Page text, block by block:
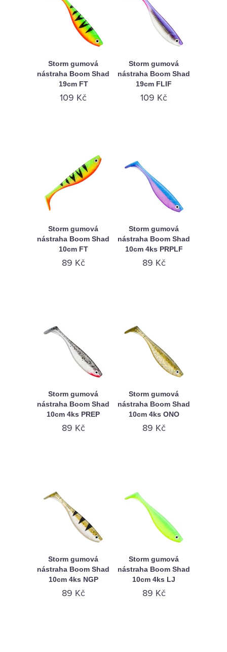
Storm gumová
nástraha Boom Shad
19cm FT
109 Kč
Storm gumová
nástraha Boom Shad
19cm FLIF
109 Kč
Storm gumová
nástraha Boom Shad
10cm FT
89 Kč
Storm gumová
nástraha Boom Shad
10cm 4ks PRPLF
89 Kč
Storm gumová
nástraha Boom Shad
10cm 4ks PREP
89 Kč
Storm gumová
nástraha Boom Shad
10cm 4ks ONO
89 Kč
Storm gumová
nástraha Boom Shad
10cm 4ks NGP
89 Kč
Storm gumová
nástraha Boom Shad
10cm 4ks LJ
89 Kč